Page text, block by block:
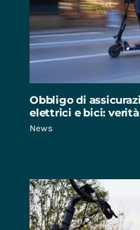
Obbligo di
elettrici e bici:
News